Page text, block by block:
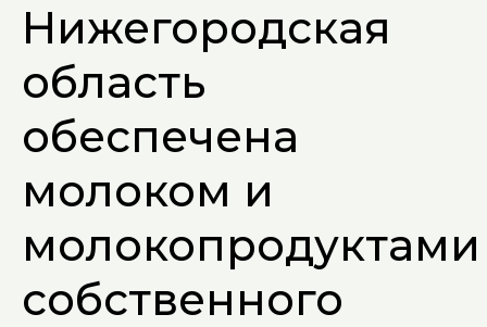
Нижегородская
область
обеспечена
молоком и
молокопродуктами
собственного